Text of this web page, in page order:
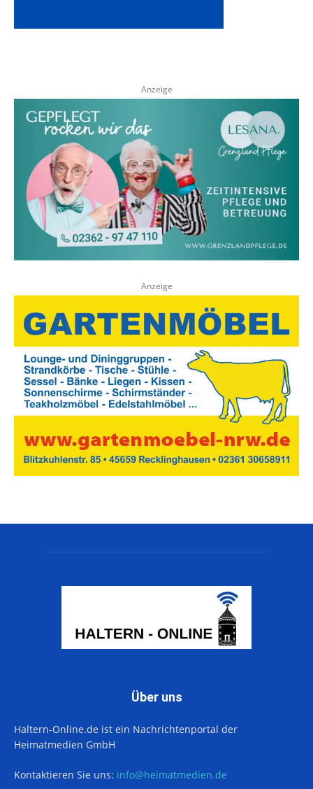
Über uns
Haltern-Online.de ist ein Nachrichtenportal der
Heimatmedien GmbH
Kontaktieren Sie uns: info@heimatmedien.de